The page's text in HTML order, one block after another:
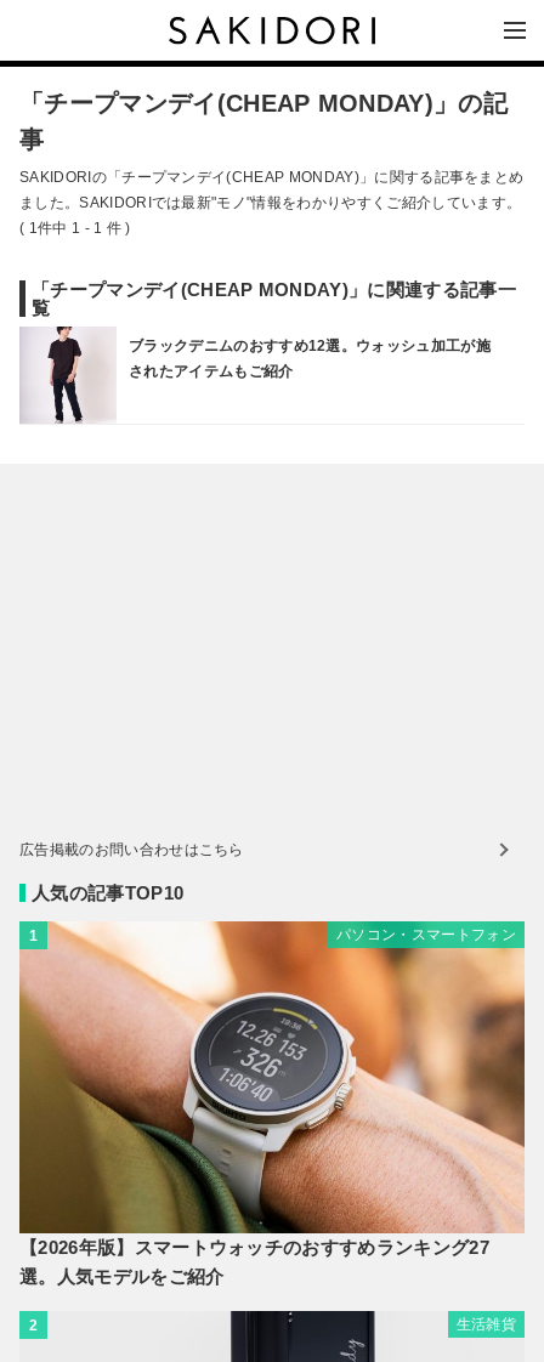
「チープマンデイ(CHEAP MONDAY)」の記
事
SAKIDORIの「チープマンデイ(CHEAP MONDAY)」に関する記事をまとめ
ました。SAKIDORIでは最新"モノ"情報をわかりやすくご紹介しています。
( 1件中 1 - 1 件 )
「チープマンデイ(CHEAP MONDAY)」に関連する記事一
覧
ブラックデニムのおすすめ12選。ウォッシュ加工が施
されたアイテムもご紹介
広告掲載のお問い合わせはこちら
人気の記事TOP10
1 パソコン・スマートフォン
【2026年版】スマートウォッチのおすすめランキング27
選。人気モデルをご紹介
2 生活雑貨